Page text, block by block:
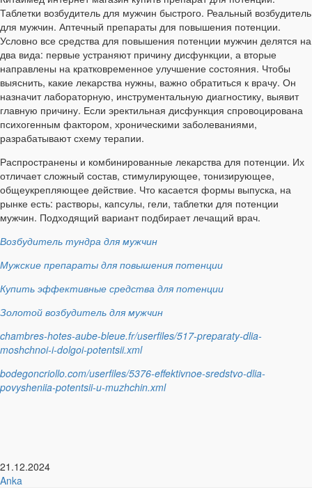
Таблетки возбудитель для мужчин быстрого. Реальный возбудитель
для мужчин. Аптечный препараты для повышения потенции.
Условно все средства для повышения потенции мужчин делятся на
два вида: первые устраняют причину дисфункции, а вторые
направлены на кратковременное улучшение состояния. Чтобы
выяснить, какие лекарства нужны, важно обратиться к врачу. Он
назначит лабораторную, инструментальную диагностику, выявит
главную причину. Если эректильная дисфункция спровоцирована
психогенным фактором, хроническими заболеваниями,
разрабатывают схему терапии.
Распространены и комбинированные лекарства для потенции. Их
отличает сложный состав, стимулирующее, тонизирующее,
общеукрепляющее действие. Что касается формы выпуска, на
рынке есть: растворы, капсулы, гели, таблетки для потенции
мужчин. Подходящий вариант подбирает лечащий врач.
Возбудитель тундра для мужчин
Мужские препараты для повышения потенции
Купить эффективные средства для потенции
Золотой возбудитель для мужчин
chambres-hotes-aube-bleue.fr/userfiles/517-preparaty-dlia-
moshchnoi-i-dolgoi-potentsii.xml
bodegoncriollo.com/userfiles/5376-effektivnoe-sredstvo-dlia-
povysheniia-potentsii-u-muzhchin.xml
21.12.2024
Anka